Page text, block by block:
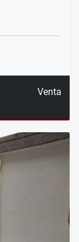
Venta